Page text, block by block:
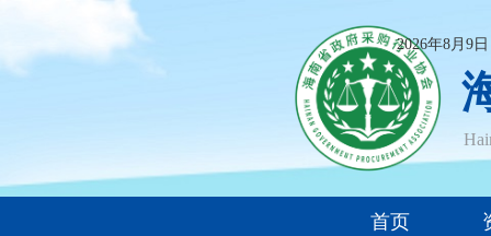
2026年8月9
首页